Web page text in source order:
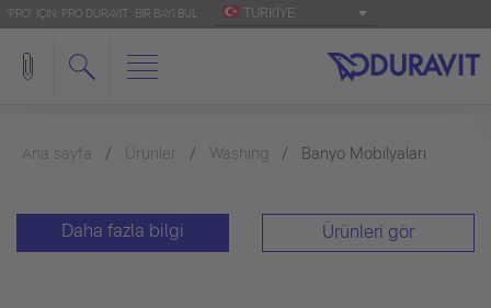
'PRO' IÇIN: PRO.DURAVIT BIR BAYI BUL TÜRKIYE
Ana sayfa Ürünler Washing Banyo Mobilyaları
Daha fazla bilgi Ürünleri gör